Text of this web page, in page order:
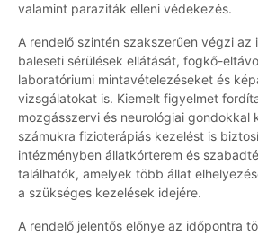
valamint paraziták elleni védekezés.
A rendelő szintén szakszerűen végzi az
baleseti sérülések ellátását, fogkő-
laboratóriumi mintavételezéseket és
vizsgálatokat is. Kiemelt figyelmet
mozgásszervi és neurológiai gondokkal
számukra fizioterápiás kezelést is
intézményben állatkórterem és
találhatók, amelyek több állat
a szükséges kezelések idejére.
A rendelő jelentős előnye az időpontra